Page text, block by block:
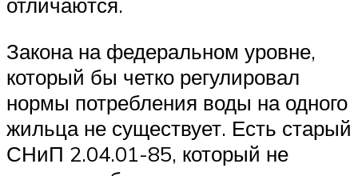
Закона на федеральном уровне,
который бы четко регулировал
нормы потребления воды на одного
жильца не существует. Есть старый
СНиП 2.04.01-85, который не